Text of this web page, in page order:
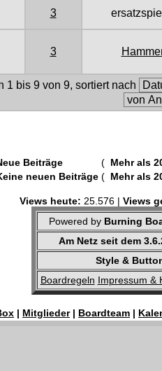
3
3
1 bis 9 von 9, sortiert nach
Beiträge ( Mehr als
neuen Beiträge ( Mehr als
Views heute: 25.576 | Views
Powered by Burning
Am Netz seit dem
Style &
Boardregeln Impressum &
| Mitglieder| Boardteam |